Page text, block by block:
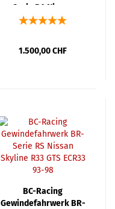
Serie RA Nissan
Skyline R34 GTS ER34
1.500,00 CHF
BC-Racing
Gewindefahrwerk BR-